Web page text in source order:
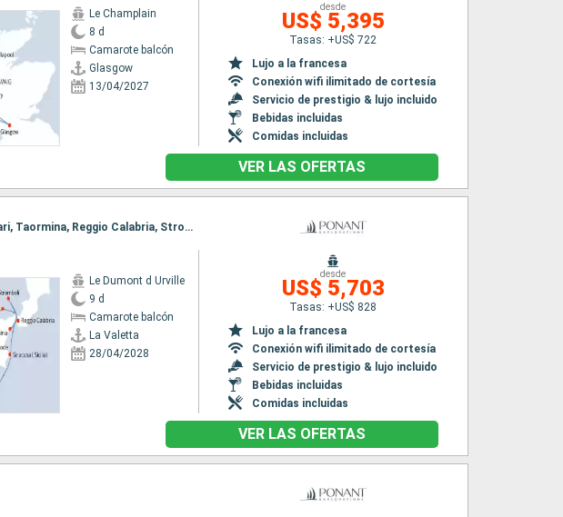
Le Champlain
8 d
Camarote balcón
Glasgow
13/04/2027
desde
US$ 5,395
Tasas: +US$ 722
Lujo a la francesa
Conexión wifi ilimitado de cortesía
Servicio de prestigio & lujo incluido
Bebidas incluidas
Comidas incluidas
VER LAS OFERTAS
Itinerario : La Valetta, Port Empedocle, Trapani, Palermo, Lipari, Taormina, Reggio Calabria, Stromboli, Siracusa ( Sicilia), La Valetta
Le Dumont d Urville
9 d
Camarote balcón
La Valetta
28/04/2028
desde
US$ 5,703
Tasas: +US$ 828
Lujo a la francesa
Conexión wifi ilimitado de cortesía
Servicio de prestigio & lujo incluido
Bebidas incluidas
Comidas incluidas
VER LAS OFERTAS